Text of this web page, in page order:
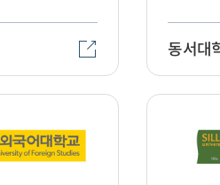
동서대